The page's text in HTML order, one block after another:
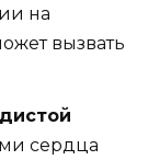
на
вызвать
сердца